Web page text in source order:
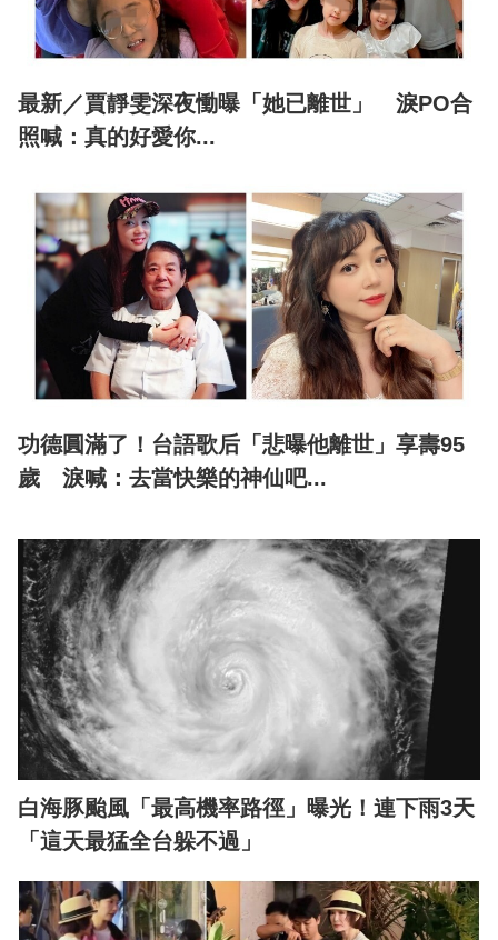
最新／賈靜雯深夜慟曝「她已離世」 淚PO合
照喊：真的好愛你...
功德圓滿了！台語歌后「悲曝他離世」享壽95
歲 淚喊：去當快樂的神仙吧...
白海豚颱風「最高機率路徑」曝光！連下雨3天
「這天最猛全台躲不過」